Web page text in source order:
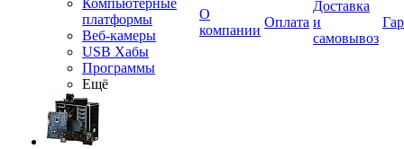
Компьютерные
платформы
Веб-камеры
USB Хабы
Программы
Ещё
О
компании
Оплата
Доставка
и
самовывоз